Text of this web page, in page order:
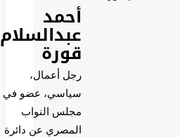
أحمد
عبدالسلام
قورة
رجل أعمال،
سياسي، عضو في
مجلس النواب
المصري عن دائرة